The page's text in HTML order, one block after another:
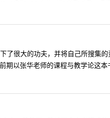
很大的功夫，并将自己所搜集
以张华老师的课程与教学论这